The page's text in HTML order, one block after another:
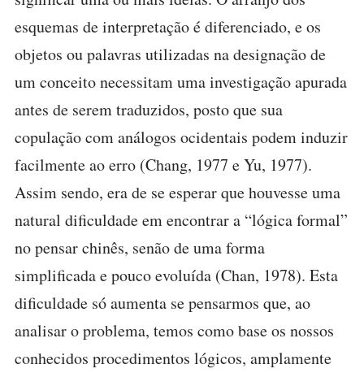
esquemas de interpretação é diferenciado, e os
objetos ou palavras utilizadas na designação de
um conceito necessitam uma investigação apurada
antes de serem traduzidos, posto que sua
copulação com análogos ocidentais podem induzir
facilmente ao erro (Chang, 1977 e Yu, 1977).
Assim sendo, era de se esperar que houvesse uma
natural dificuldade em encontrar a “lógica formal”
no pensar chinês, senão de uma forma
simplificada e pouco evoluída (Chan, 1978). Esta
dificuldade só aumenta se pensarmos que, ao
analisar o problema, temos como base os nossos
conhecidos procedimentos lógicos, amplamente